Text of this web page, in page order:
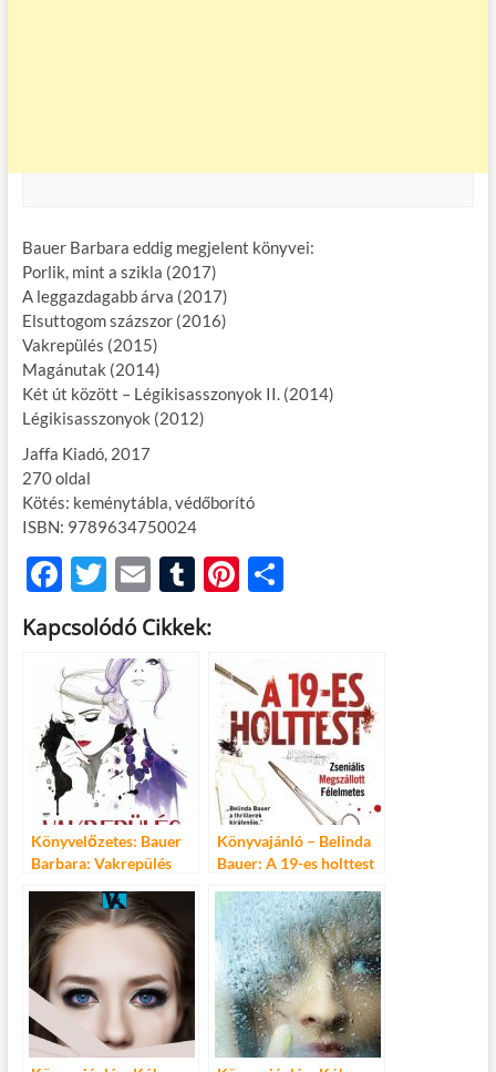
Bauer Barbara eddig megjelent könyvei:
Porlik, mint a szikla (2017)
A leggazdagabb árva (2017)
Elsuttogom százszor (2016)
Vakrepülés (2015)
Magánutak (2014)
Két út között – Légikisasszonyok II. (2014)
Légikisasszonyok (2012)
Jaffa Kiadó, 2017
270 oldal
Kötés: keménytábla, védőborító
ISBN: 9789634750024
F
ac
e
b
o
o
k
T
w
itt
er
E
m
ail
T
u
m
bl
Pi
es
t
O
m
e
g
Kapcsolódó Cikkek:
Könyvelőzetes: Bauer
Barbara: Vakrepülés
Könyvajánló – Belinda
Bauer: A 19-es holttest